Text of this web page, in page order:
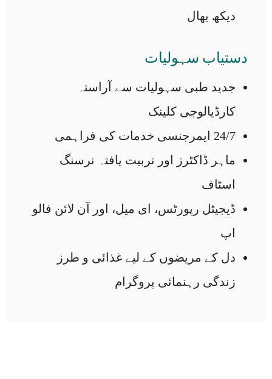
دیکھ بھال
دستیاب سہولیات
جدید طبی سہولیات سے آراستہ
کارڈیالوجی کلینک
24/7 ایمرجنسی خدمات کی فراہمی
ماہر ڈاکٹرز اور تربیت یافتہ نرسنگ
اسٹاف
ڈیجیٹل رپورٹس، ای میل، اور آن لائن فالو
اپ
دل کے مریضوں کے لیے غذائی و طرز
زندگی رہنمائی پروگرام